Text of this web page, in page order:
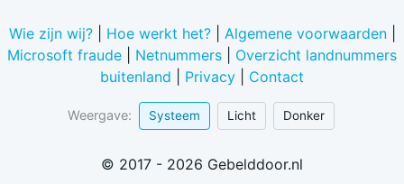
Wie zijn wij?| Hoe werkt het?| Algemene voorwaarden|
Microsoft fraude
Netnummers
Overzicht landnummers
buitenland
Privacy Contact
Weergave: Systeem Licht Donker
© 2017 - 2026 Gebelddoor.nl